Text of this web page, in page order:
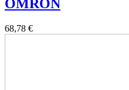
OMRON
68,78 €